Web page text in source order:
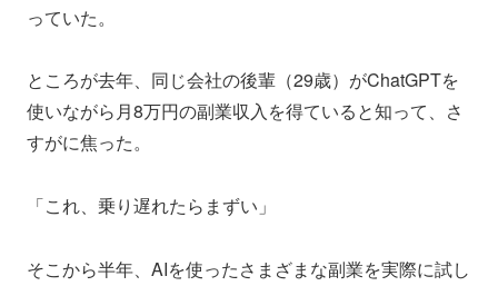
っていた。
ところが去年、同じ会社の後輩（29歳）がChatGPTを
使いながら月8万円の副業収入を得ていると知って、さ
すがに焦った。
「これ、乗り遅れたらまずい」
そこから半年、AIを使ったさまざまな副業を実際に試し